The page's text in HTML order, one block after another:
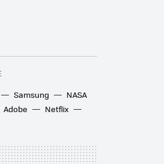
Samsung
NASA
Adobe
Netflix